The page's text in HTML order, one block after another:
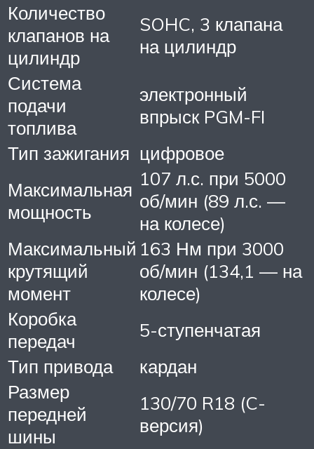
Количество
клапанов на
цилиндр
SOHC, 3 клапана
на цилиндр
Система
подачи
топлива
электронный
впрыск PGM-FI
Тип зажигания цифровое
Максимальная
мощность
107 л.с. при 5000
об/мин (89 л.с. —
на колесе)
Максимальный
крутящий
момент
163 Нм при 3000
об/мин (134,1 — на
колесе)
Коробка
передач
5-ступенчатая
Тип привода
кардан
Размер
передней
шины
130/70 R18 (C-
версия)